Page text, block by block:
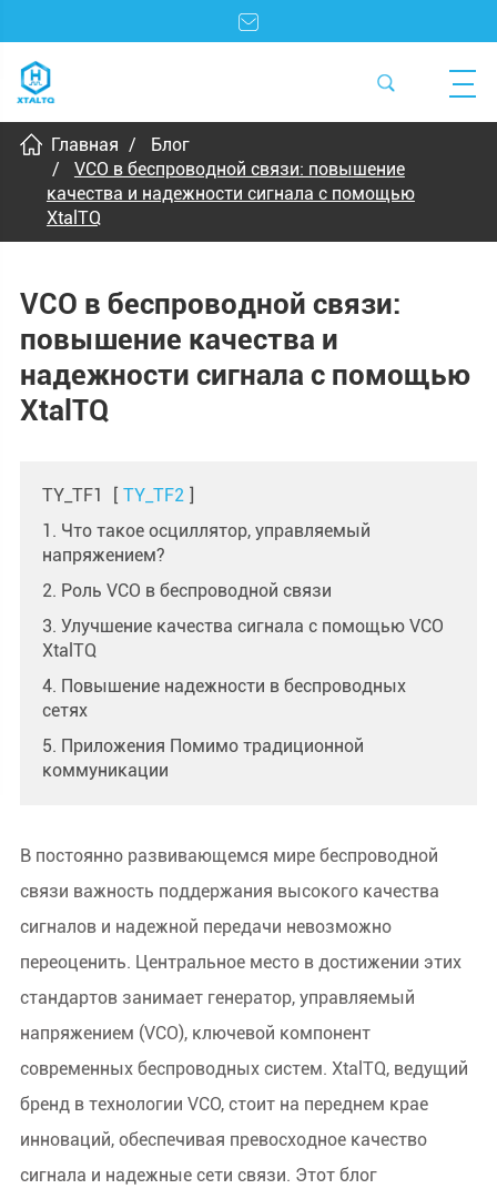
Главная
Блог
VCO в беспроводной связи: повышение
качества и надежности сигнала с помощью
XtalTQ
VCO в беспроводной связи:
повышение качества и
надежности сигнала с помощью
XtalTQ
TY_TF1 [ TY_TF2 ]
1. Что такое осциллятор, управляемый
напряжением?
2. Роль VCO в беспроводной связи
3. Улучшение качества сигнала с помощью VCO
XtalTQ
4. Повышение надежности в беспроводных
сетях
5. Приложения Помимо традиционной
коммуникации
В постоянно развивающемся мире беспроводной
связи важность поддержания высокого качества
сигналов и надежной передачи невозможно
переоценить. Центральное место в достижении этих
стандартов занимает генератор, управляемый
напряжением (VCO), ключевой компонент
современных беспроводных систем. XtalTQ, ведущий
бренд в технологии VCO, стоит на переднем крае
инноваций, обеспечивая превосходное качество
сигнала и надежные сети связи. Этот блог